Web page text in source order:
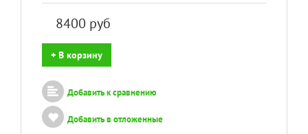
8400 руб
+ В корзину
Добавить к сравнению
Добавить в отложенные